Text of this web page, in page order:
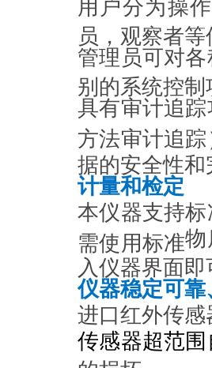
用户分为操
员，观察者
管理员可对
别的系统控制
具有审计追
方法审计追
据的安全性和
计量和检定
本仪器支持标
需使用标准物
入仪器界面即
仪器稳定可
进口红外传
传感器超范